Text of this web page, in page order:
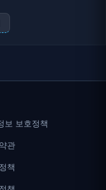
보 보호정책
관
책